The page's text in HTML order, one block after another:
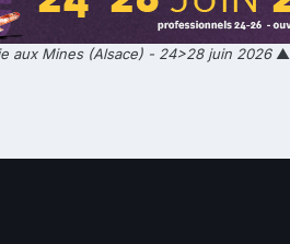
aux Mines (Alsace) - 24>28 juin 2026▲